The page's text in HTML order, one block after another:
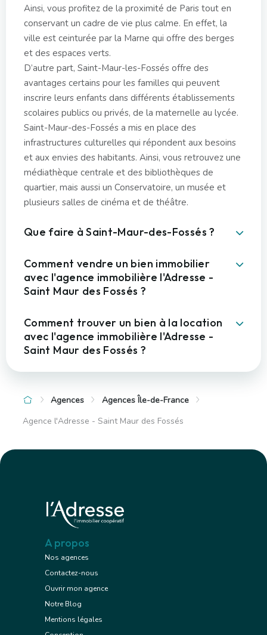
Ainsi, vous profitez de la proximité de Paris tout en
conservant un cadre de vie plus calme. En effet, la
ville est ceinturée par la Marne qui offre des berges
et des espaces verts.
D’autre part, Saint-Maur-les-Fossés offre des
avantages certains pour les familles qui peuvent
inscrire leurs enfants dans différents établissements
scolaires publics ou privés, de la maternelle au lycée.
Saint-Maur-des-Fossés a mis en place des
infrastructures culturelles qui répondent aux besoins
et aux envies des habitants. Ainsi, vous retrouvez une
médiathèque centrale et des bibliothèques de
quartier, mais aussi un Conservatoire, un musée et
plusieurs salles de cinéma et de théâtre.
Que faire à Saint-Maur-des-Fossés ?
Comment vendre un bien immobilier
avec l'agence immobilière l'Adresse -
Saint Maur des Fossés ?
Comment trouver un bien à la location
avec l'agence immobilière l'Adresse -
Saint Maur des Fossés ?
Agences
Agences Île-de-France
Agence l'Adresse - Saint Maur des Fossés
A propos
Nos agences
Contactez-nous
Ouvrir mon agence
Notre Blog
Mentions légales